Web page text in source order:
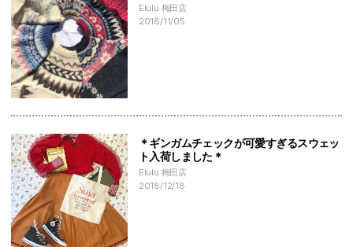
Elulu 梅田店
2018/11/05
＊ギンガムチェックが可愛すぎるスウェッ
ト入荷しました＊
Elulu 梅田店
2018/12/18